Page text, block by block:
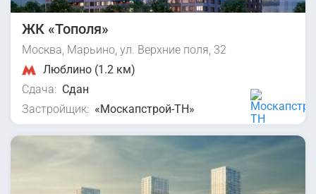
ЖК «Тополя»
Москва, Марьино, ул. Верхние поля, 32
Люблино (1.2 км)
Сдача: Сдан
Застройщик: «Москапстрой-ТН»